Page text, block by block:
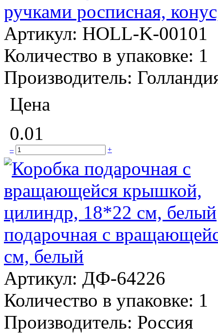
ручками росписная,
Артикул: HOLL-K-00101
Количество в упаковке: 1
Производитель:
Цена
0.01
– +
подарочная с
см, белый
Артикул: ДФ-64226
Количество в упаковке: 1
Производитель: Россия